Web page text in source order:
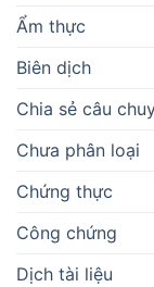
Ẩm thực
Biên dịch
Chia sẻ câu
Chưa phân loại
Chứng thực
Công chứng
Dịch tài liệu